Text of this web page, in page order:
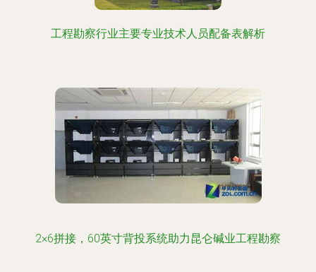
工程勘察行业主要专业技术人员配备表解析
2×6拼接，60英寸背投系统助力昆仑碱业工程勘察